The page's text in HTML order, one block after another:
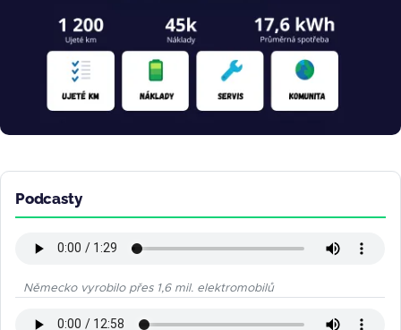
Podcasty
Německo vyrobilo přes 1,6 mil. elektromobilů